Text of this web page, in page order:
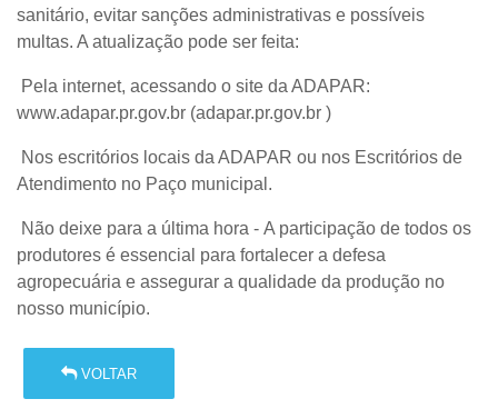
sanitário, evitar sanções administrativas e possíveis
multas. A atualização pode ser feita:
Pela internet, acessando o site da ADAPAR:
www.adapar.pr.gov.br (adapar.pr.gov.br )
Nos escritórios locais da ADAPAR ou nos Escritórios de
Atendimento no Paço municipal.
Não deixe para a última hora - A participação de todos os
produtores é essencial para fortalecer a defesa
agropecuária e assegurar a qualidade da produção no
nosso município.
VOLTAR